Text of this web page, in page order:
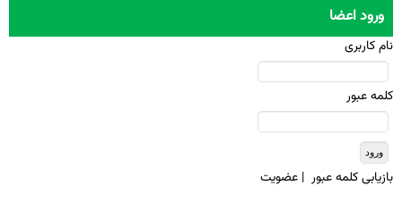
ورود اعضا
نام کاربری
کلمه عبور
بازيابی کلمه عبور | عضويت